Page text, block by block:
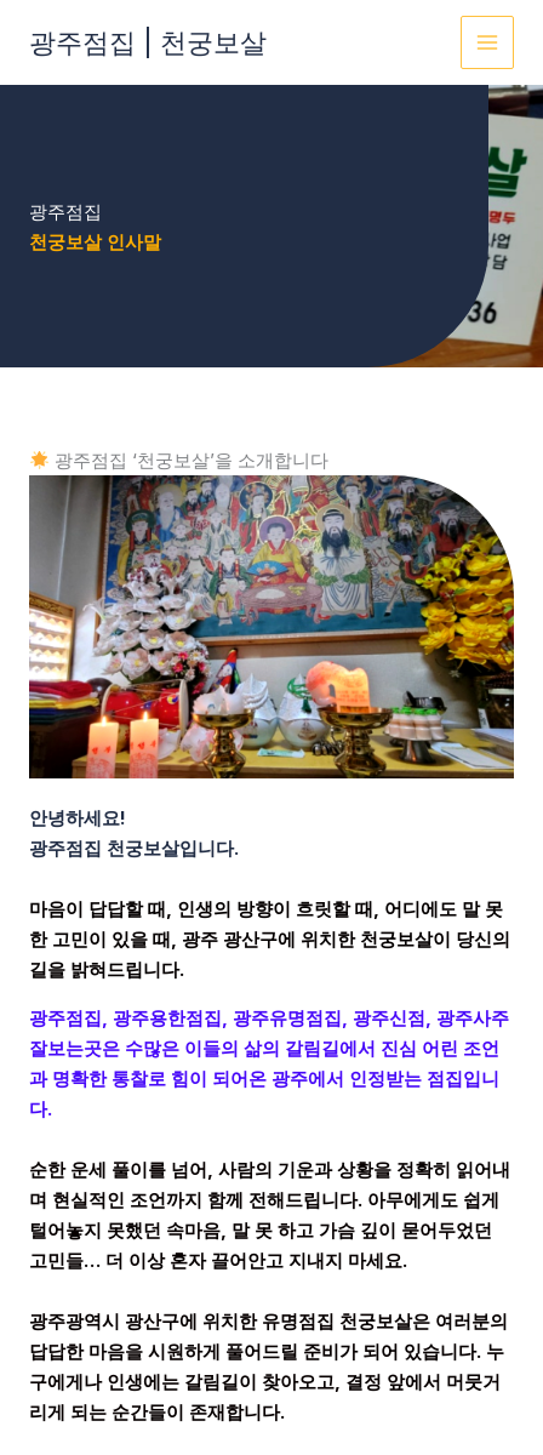
광주점집 | 천궁보살
광주점집
천궁보살 인사말
광주점집 ‘천궁보살’을 소개합니다
안녕하세요!
광주점집 천궁보살입니다.
마음이 답답할 때, 인생의 방향이 흐릿할 때, 어디에도 말 못
한 고민이 있을 때, 광주 광산구에 위치한 천궁보살이 당신의
길을 밝혀드립니다.
광주점집, 광주용한점집, 광주유명점집, 광주신점, 광주사주
잘보는곳은 수많은 이들의 삶의 갈림길에서 진심 어린 조언
과 명확한 통찰로 힘이 되어온 광주에서 인정받는 점집입니
다.
순한 운세 풀이를 넘어, 사람의 기운과 상황을 정확히 읽어내
며 현실적인 조언까지 함께 전해드립니다. 아무에게도 쉽게
털어놓지 못했던 속마음, 말 못 하고 가슴 깊이 묻어두었던
고민들… 더 이상 혼자 끌어안고 지내지 마세요.
광주광역시 광산구에 위치한 유명점집 천궁보살은 여러분의
답답한 마음을 시원하게 풀어드릴 준비가 되어 있습니다. 누
구에게나 인생에는 갈림길이 찾아오고, 결정 앞에서 머뭇거
리게 되는 순간들이 존재합니다.